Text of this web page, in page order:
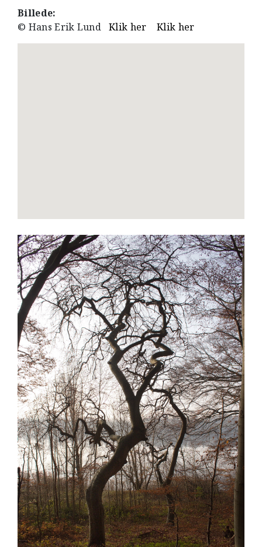
Billede:
© Hans Erik LundKlik her Klik her